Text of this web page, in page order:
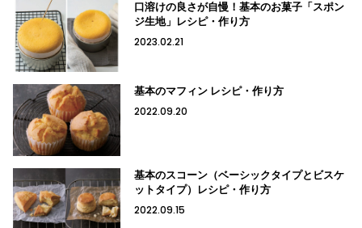
口溶けの良さが自慢！基本のお菓子「スポン
ジ生地」レシピ・作り方
2023.02.21
基本のマフィン レシピ・作り方
2022.09.20
基本のスコーン（ベーシックタイプとビスケ
ットタイプ）レシピ・作り方
2022.09.15